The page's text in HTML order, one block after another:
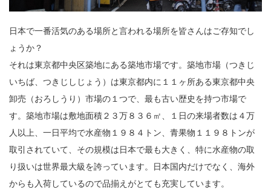
日本で一番活気のある場所と言われる場所を皆さんはご存知でし
ょうか？
それは東京都中央区築地にある築地市場です。築地市場（つきじ
いちば、つきじしじょう）は東京都内に１１ヶ所ある東京都中央
卸売（おろしうり）市場の１つで、最も古い歴史を持つ市場で
す。築地市場は敷地面積２３万８３６㎡、１日の来場者数は４万
人以上、一日平均で水産物１９８４トン、青果物１１９８トンが
取引されていて、その規模は日本で最も大きく、特に水産物の取
り扱いは世界最大級を誇っています。日本国内だけでなく、海外
からも入荷しているので品揃えがとても充実しています。